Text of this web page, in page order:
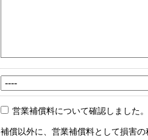
営業補償料について確認しました
補償以外に、営業補償料として損害